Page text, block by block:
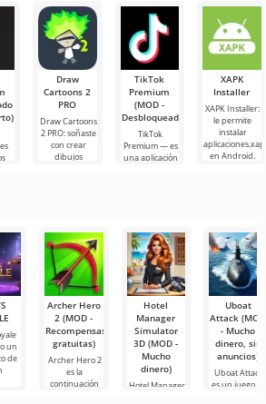
Este
Los gráficos
Draw
Cartoons 2
PRO
Draw Cartoons
2 PRO: soñaste
con crear
dibujos
TikTok
Premium
(MOD -
Desbloqueado)
TikTok
Premium — es
una aplicación
XAPK
Installer
XAPK Installer:
le permite
instalar
en Android.
un
de
Archer Hero
2 (MOD -
Recompensas
gratuitas)
Archer Hero 2
es la
continuación
Hotel
Manager
Simulator
3D (MOD -
Mucho
dinero)
Hotel Manager
Uboat
Attack (MOD
- Mucho
dinero, sin
anuncios)
Uboat Attack
es un juego de